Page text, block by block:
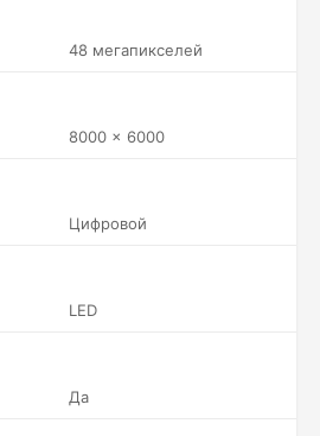
48 мегапикселей
8000 x 6000
Цифровой
LED
Да